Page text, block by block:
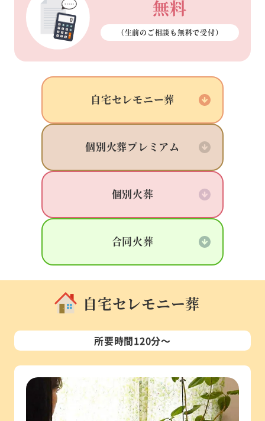
無料
（生前のご相談も無料で受付）
自宅セレモニー葬
個別火葬プレミアム
個別火葬
合同火葬
自宅セレモニー葬
所要時間120分～